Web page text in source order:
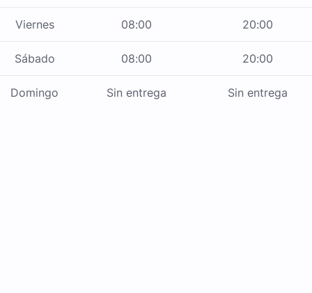
Viernes 08:00 20:00
Sábado 08:00 20:00
Domingo Sin entrega Sin entrega